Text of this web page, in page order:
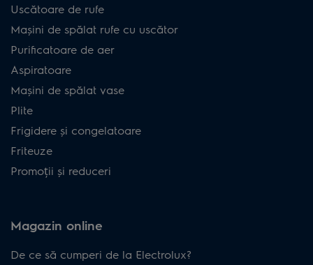
Uscătoare de rufe
Mașini de spălat rufe cu uscător
Purificatoare de aer
Aspiratoare
Mașini de spălat vase
Plite
Frigidere și congelatoare
Friteuze
Promoții și reduceri
Magazin online
De ce să cumperi de la Electrolux?